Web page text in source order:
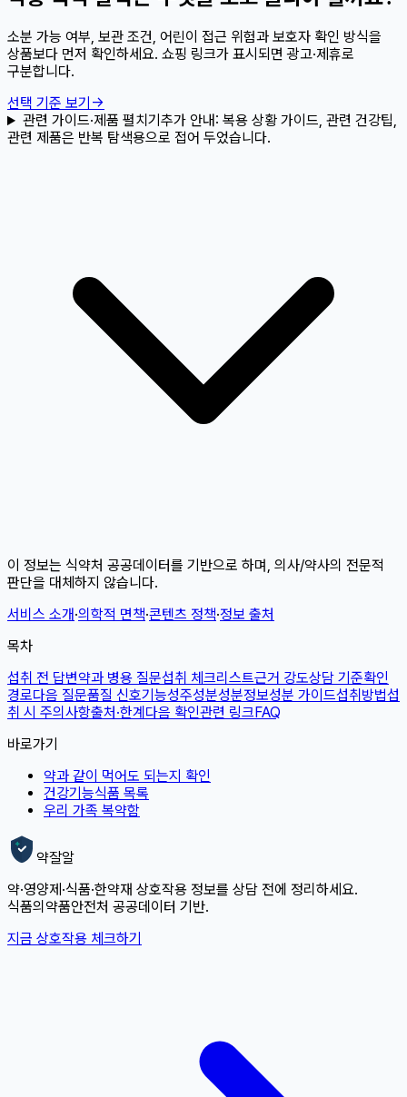
소분 가능 여부, 보관 조건, 어린이 접근 위험과 보호자 확인 방식을
상품보다 먼저 확인하세요. 쇼핑 링크가 표시되면 광고·제휴로
구분합니다.
선택 기준 보기 →
관련 가이드·제품 펼치기추가 안내: 복용 상황 가이드, 관련 건강팁,
관련 제품은 반복 탐색용으로 접어 두었습니다.
이 정보는 식약처 공공데이터를 기반으로 하며, 의사/약사의 전문적
판단을 대체하지 않습니다.
서비스 소개·의학적 면책·콘텐츠 정책·정보 출처
목차
섭취 전 답변약과 병용 질문섭취 체크리스트근거 강도상담 기준확인
경로다음 질문품질 신호기능성주성분성분정보성분 가이드섭취방법섭
취 시 주의사항출처·한계다음 확인관련 링크FAQ
바로가기
약과 같이 먹어도 되는지 확인
건강기능식품 목록
우리 가족 복약함
약잘알
약·영양제·식품·한약재 상호작용 정보를 상담 전에 정리하세요.
식품의약품안전처 공공데이터 기반.
지금 상호작용 체크하기